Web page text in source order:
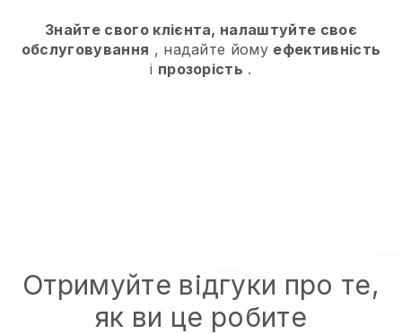
Знайте свого клієнта, налаштуйте своє
обслуговування , надайте йому ефективність
і прозорість .
Отримуйте відгуки про те,
як ви це робите